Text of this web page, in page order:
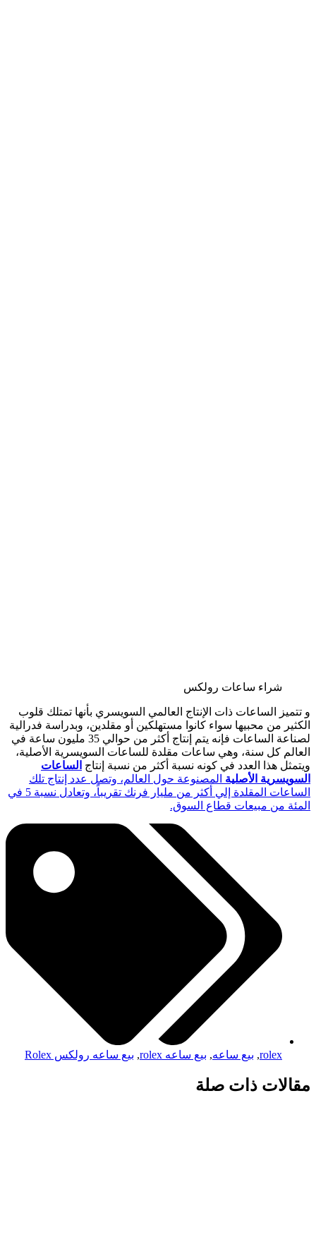
شراء ساعات رولكس
و تتميز الساعات ذات الإنتاج العالمي السويسري بأنها تمتلك قلوب
الكثير من محبيها سواء كانوا مستهلكين أو مقلدين، وبدراسة فدرالية
لصناعة الساعات فإنه يتم إنتاج أكثر من حوالي 35 مليون ساعة في
العالم كل سنة، وهي ساعات مقلدة للساعات السويسرية الأصلية،
ويتمثل هذا العدد في كونه نسبة أكثر من نسبة إنتاج الساعات
السويسرية الأصلية المصنوعة حول العالم، وتصل عدد إنتاج تلك
الساعات المقلدة إلي أكثر من مليار فرنك تقريباً، وتعادل نسبة 5 في
المئة من مبيعات قطاع السوق.
rolex
, بيع ساعه, بيع ساعه rolex , بيع ساعه رولكس Rolex
مقالات ذات صلة